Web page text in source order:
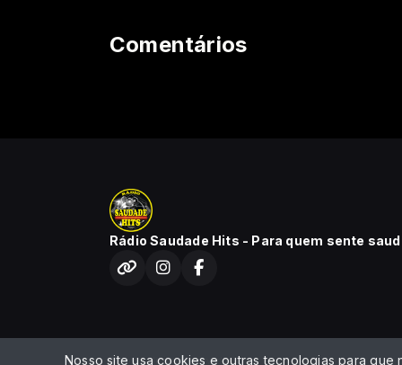
Comentários
Rádio Saudade Hits - Para quem sente
Todos os direitos reservados.
Nosso site usa cookies e outras tecnologias para